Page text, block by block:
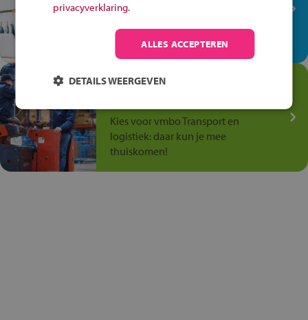
Ontdek via het vmbo jouw talent
op de winkelvloer, waar elke dag
anders is!
Jouw talent in de
Kies voor vmbo Transport en
logistiek: daar kun je mee
thuiskomen!
privacyverklaring.
ALLES ACCEPTEREN
DETAILS WEERGEVEN